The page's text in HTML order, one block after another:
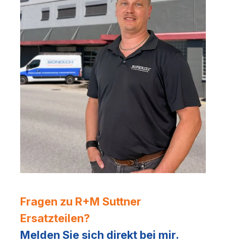
Fragen zu R+M Suttner
Ersatzteilen?
Melden Sie sich direkt bei mir.